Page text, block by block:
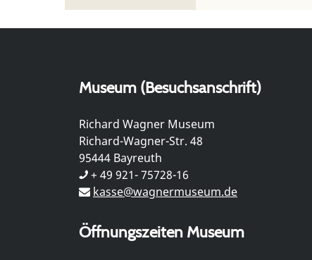
Museum (Besuchsanschrift)
Richard Wagner Museum
Richard-Wagner-Str. 48
95444 Bayreuth
+ 49 921- 75728-16
kasse@wagnermuseum.de
Öffnungszeiten Museum